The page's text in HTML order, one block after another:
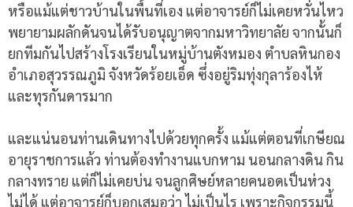
หรือแม้แต่ชาวบ้านในพื้นที่เอง แต่อาจารย์ก็ไม่เคยหวั่นไหว
พยายามผลักดันจนได้รับอนุญาตจากมหาวิทยาลัย จากนั้นก็
ยกทีมกันไปสร้างโรงเรียนในหมู่บ้านตังหมอง ตำบลหินกอง
อำเภอสุวรรณภูมิ จังหวัดร้อยเอ็ด ซึ่งอยู่ริมทุ่งกุลาร้องไห้
และทุรกันดารมาก
และแน่นอนท่านเดินทางไปด้วยทุกครั้ง แม้แต่ตอนที่เกษียณ
อายุราชการแล้ว ท่านต้องทำงานแบกหาม นอนกลางดิน กิน
กลางทราย แต่ก็ไม่เคยบ่น จนลูกศิษย์หลายคนอดเป็นห่วง
ไม่ได้ แต่อาจารย์ก็บอกเสมอว่า ไม่เป็นไร เพราะกิจกรรมนี้